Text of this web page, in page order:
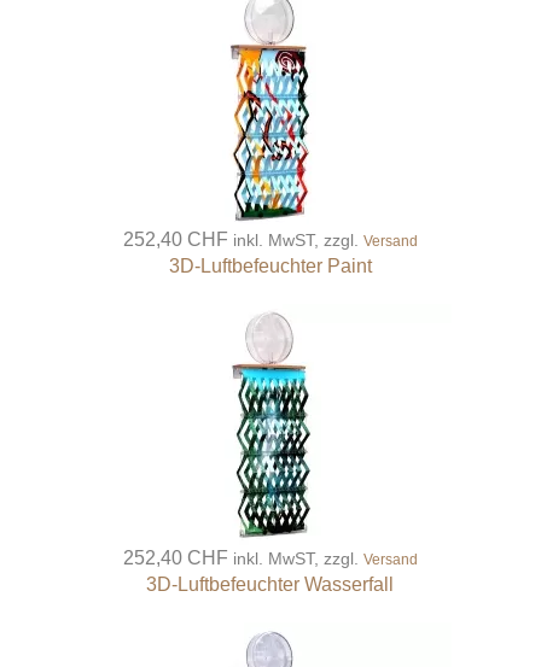
252,40 CHF inkl. MwST, zzgl. Versand
3D-Luftbefeuchter Paint
252,40 CHF inkl. MwST, zzgl. Versand
3D-Luftbefeuchter Wasserfall